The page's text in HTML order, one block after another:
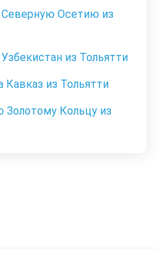
Осетию из
из Тольятти
из Тольятти
Кольцу из